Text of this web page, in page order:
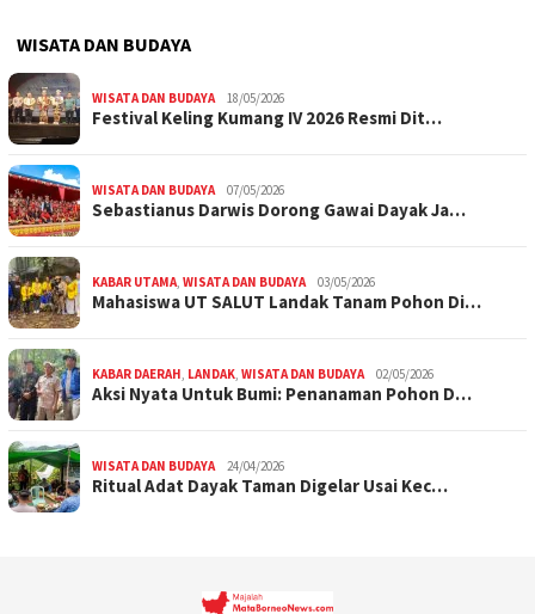
WISATA DAN BUDAYA
WISATA DAN BUDAYA 18/05/2026
Festival Keling Kumang IV 2026 Resmi Dit…
WISATA DAN BUDAYA 07/05/2026
Sebastianus Darwis Dorong Gawai Dayak Ja…
KABAR UTAMA, WISATA DAN BUDAYA 03/05/2026
Mahasiswa UT SALUT Landak Tanam Pohon Di…
KABAR DAERAH, LANDAK, WISATA DAN BUDAYA 02/05/2026
Aksi Nyata Untuk Bumi: Penanaman Pohon D…
WISATA DAN BUDAYA 24/04/2026
Ritual Adat Dayak Taman Digelar Usai Kec…